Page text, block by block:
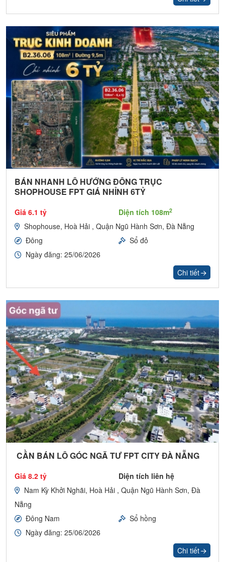
BÁN NHANH LÔ HƯỚNG ĐÔNG TRỤC
SHOPHOUSE FPT GIÁ NHỈNH 6TỶ
Giá 6.1 tỷ Diện tích 108m2
Shophouse, Hoà Hải , Quận Ngũ Hành Sơn, Đà Nẵng
Đông
Sổ đỏ
Ngày đăng: 25/06/2026
Chi tiết
CẦN BÁN LÔ GÓC NGÃ TƯ FPT CITY ĐÀ NẴNG
Giá 8.2 tỷ
Diện tích liên hệ
Nam Kỳ Khởi Nghãi, Hoà Hải , Quận Ngũ Hành Sơn, Đà
Nẵng
Đông Nam
Sổ hồng
Ngày đăng: 25/06/2026
Chi tiết